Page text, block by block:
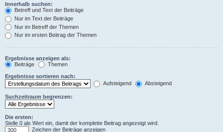
Innerhalb suchen:
Betreff und Text der Beiträge
Nur im Text der Beiträge
Nur im Betreff der Themen
Nur im ersten Beitrag der Themen
Ergebnisse anzeigen als:
Beiträge
Themen
Ergebnisse sortieren nach:
Aufsteigend
Absteigend
Suchzeitraum begrenzen:
Die ersten:
Stelle 0 als Wert ein, damit der komplette Beitrag angezeigt wird.
Zeichen der Beiträge anzeigen